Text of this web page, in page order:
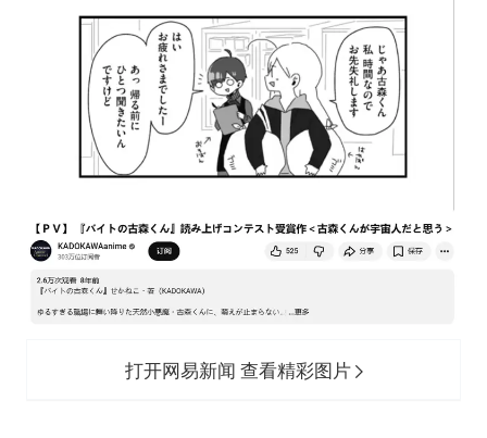
打开网易新闻 查看精彩图片